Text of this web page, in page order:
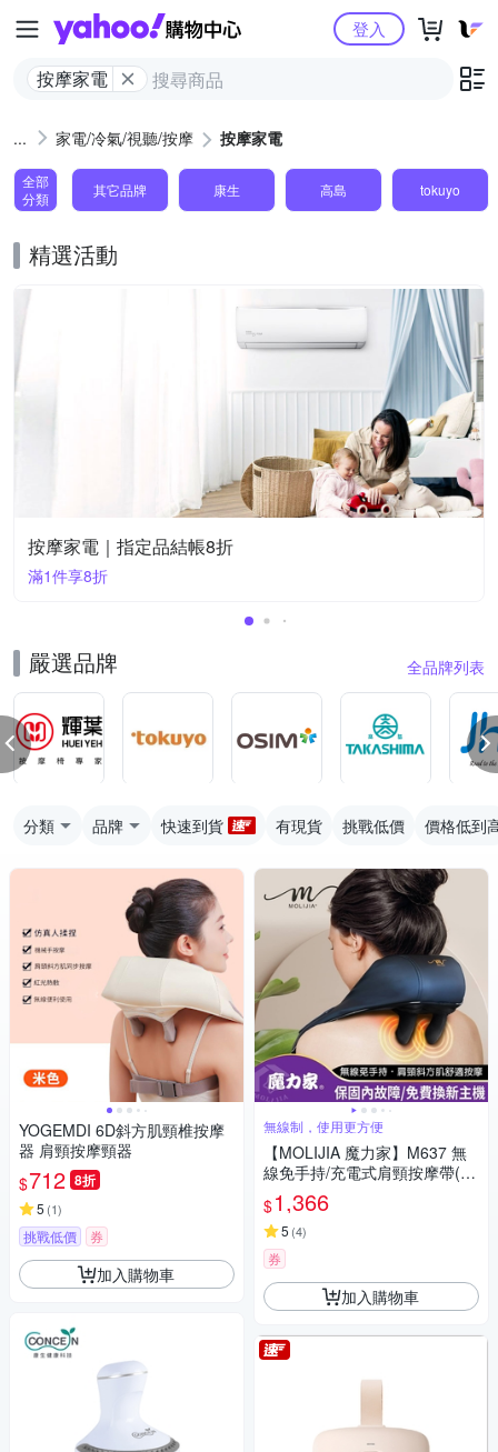
Yahoo購物中心
按摩家電
登入
家電/冷氣/視聽/按摩 按摩家電
全部
分類
其它品牌 康生 高島 tokuyo
精選活動
按摩家電｜指定品結帳8折
滿1件享8折
嚴選品牌 全品牌列表
分類 品牌 快速到貨 有現貨 挑戰低價 價格低到
YOGEMDI 6D斜方肌頸椎按摩
器 肩頸按摩頸器
$712 8折
5 (1)
挑戰低價 券
加入購物車
無線制，使用更方便
【MOLIJIA 魔力家】M637 無
線免手持/充電式肩頸按摩帶(頸
肩/揉捏/按摩枕/加熱熱敷/腰部
按摩/背部按摩/腳部按摩/腹部按
摩)
$1,366
5 (4)
券
加入購物車